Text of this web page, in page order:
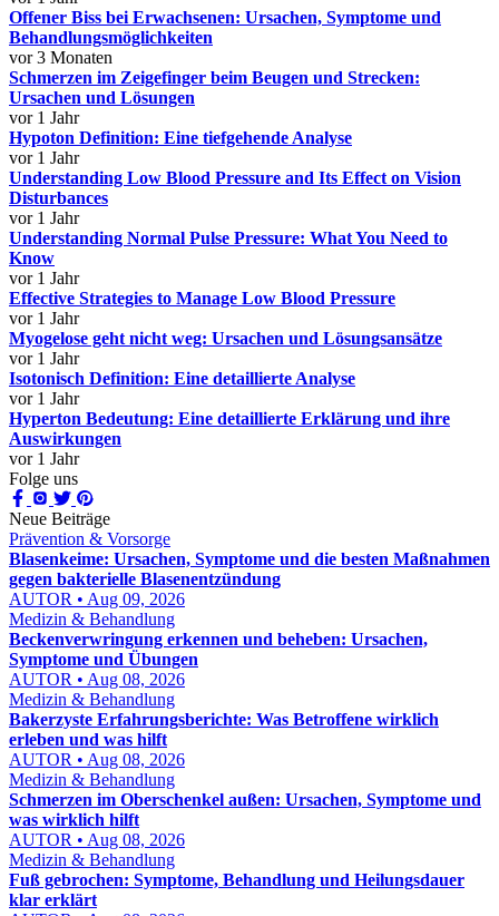
Offener Biss bei Erwachsenen: Ursachen, Symptome und
Behandlungsmöglichkeiten
vor 3 Monaten
Schmerzen im Zeigefinger beim Beugen und Strecken:
Ursachen und Lösungen
vor 1 Jahr
Hypoton Definition: Eine tiefgehende Analyse
vor 1 Jahr
Understanding Low Blood Pressure and Its Effect on Vision
Disturbances
vor 1 Jahr
Understanding Normal Pulse Pressure: What You Need to
Know
vor 1 Jahr
Effective Strategies to Manage Low Blood Pressure
vor 1 Jahr
Myogelose geht nicht weg: Ursachen und Lösungsansätze
vor 1 Jahr
Isotonisch Definition: Eine detaillierte Analyse
vor 1 Jahr
Hyperton Bedeutung: Eine detaillierte Erklärung und ihre
Auswirkungen
vor 1 Jahr
Folge uns
Neue Beiträge
Prävention & Vorsorge
Blasenkeime: Ursachen, Symptome und die besten Maßnahmen
gegen bakterielle Blasenentzündung
AUTOR • Aug 09, 2026
Medizin & Behandlung
Beckenverwringung erkennen und beheben: Ursachen,
Symptome und Übungen
AUTOR • Aug 08, 2026
Medizin & Behandlung
Bakerzyste Erfahrungsberichte: Was Betroffene wirklich
erleben und was hilft
AUTOR • Aug 08, 2026
Medizin & Behandlung
Schmerzen im Oberschenkel außen: Ursachen, Symptome und
was wirklich hilft
AUTOR • Aug 08, 2026
Medizin & Behandlung
Fuß gebrochen: Symptome, Behandlung und Heilungsdauer
klar erklärt